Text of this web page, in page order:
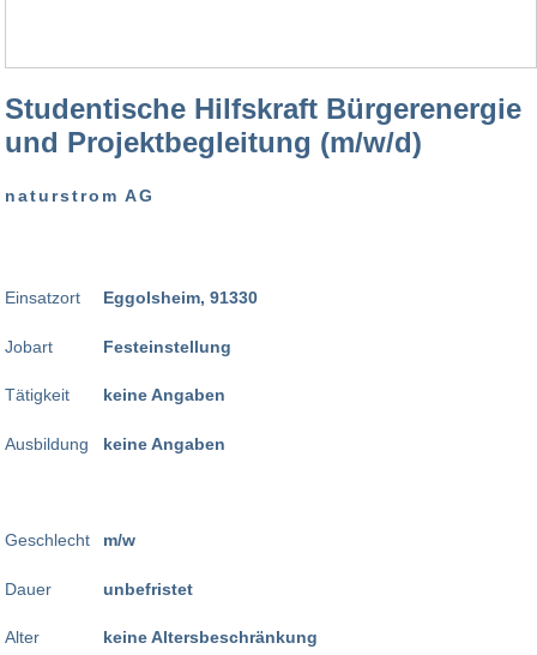
Studentische Hilfskraft Bürgerenergie
und Projektbegleitung (m/w/d)
naturstrom AG
Einsatzort
Jobart
Tätigkeit
Ausbildung
Geschlecht
Dauer
Alter
Eggolsheim, 91330
Festeinstellung
keine Angaben
keine Angaben
m/w
unbefristet
keine Altersbeschränkung